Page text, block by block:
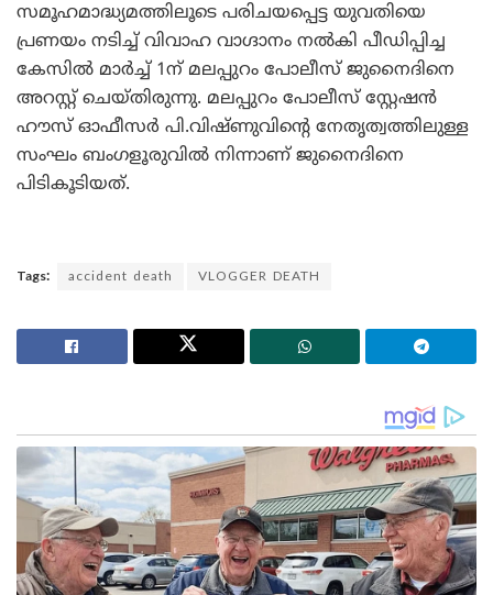
സമൂഹമാദ്ധ്യമത്തിലൂടെ പരിചയപ്പെട്ട യുവതിയെ
പ്രണയം നടിച്ച് വിവാഹ വാഗ്ദാനം നൽകി പീഡിപ്പിച്ച
കേസിൽ മാർച്ച് 1ന് മലപ്പുറം പോലീസ് ജുനൈദിനെ
അറസ്റ്റ് ചെയ്തിരുന്നു. മലപ്പുറം പോലീസ് സ്റ്റേഷൻ
ഹൗസ് ഓഫീസർ പി.വിഷ്ണുവിന്റെ നേതൃത്വത്തിലുള്ള
സംഘം ബംഗളൂരുവിൽ നിന്നാണ് ജുനൈദിനെ
പിടികൂടിയത്.
Tags: accident death VLOGGER DEATH